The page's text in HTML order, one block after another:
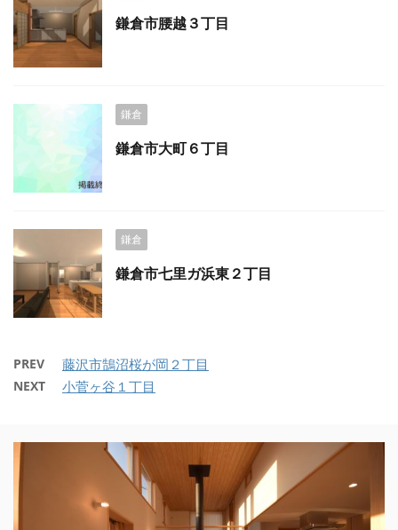
鎌倉市腰越３丁目
鎌倉
鎌倉市大町６丁目
鎌倉
鎌倉市七里ガ浜東２丁目
PREV 藤沢市鵠沼桜が岡２丁目
NEXT 小菅ヶ谷１丁目